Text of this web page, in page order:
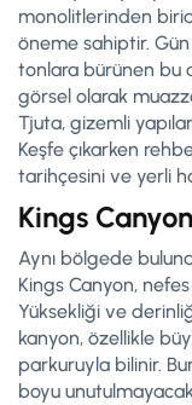
monolitlerinden
öneme sahiptir. Gün
tonlara bürünen bu
görsel olarak
Tjuta, gizemli
Keşfe çıkarken
tarihçesini ve yerli
Kings Canyon
Aynı bölgede
Kings Canyon,
Yüksekliği ve
kanyon, özellikle
parkuruyla bilinir.
boyu